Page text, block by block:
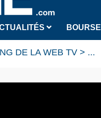
BOURSE
DE LA WEB TV > ...